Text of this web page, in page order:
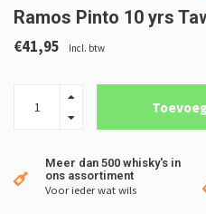
Ramos Pinto 10 yrs
€41,95 Incl. btw
Meer dan 500 whisky's in
ons assortiment
Voor ieder wat wils